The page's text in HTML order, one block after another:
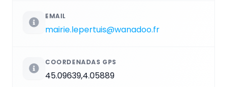
EMAIL
mairie.lepertuis@wanadoo.fr
COORDENADAS GPS
45.09639,4.05889